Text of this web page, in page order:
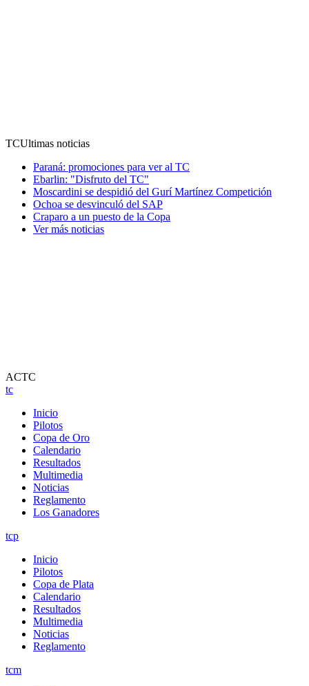
TCUltimas noticias
Paraná: promociones para ver al TC
Ebarlin: "Disfruto del TC"
Moscardini se despidió del Gurí Martínez Competición
Ochoa se desvinculó del SAP
Craparo a un puesto de la Copa
Ver más noticias
ACTC
tc
Inicio
Pilotos
Copa de Oro
Calendario
Resultados
Multimedia
Noticias
Reglamento
Los Ganadores
tcp
Inicio
Pilotos
Copa de Plata
Calendario
Resultados
Multimedia
Noticias
Reglamento
tcm